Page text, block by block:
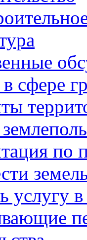
сфере
по
услугу в